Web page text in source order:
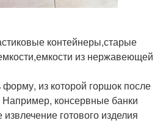
контейнеры,старые
из нержавеющей
из которой горшок после
Например, консервные банки
готового изделия